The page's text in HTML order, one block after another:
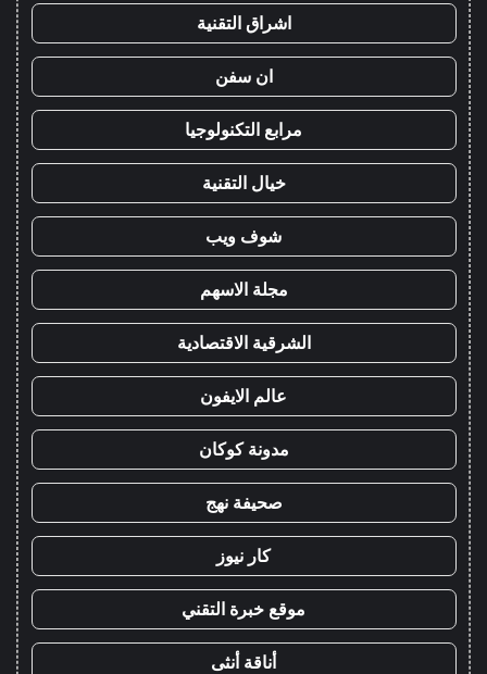
اشراق التقنية
ان سفن
مرابع التكنولوجيا
خيال التقنية
شوف ويب
مجلة الاسهم
الشرقية الاقتصادية
عالم الايفون
مدونة كوكان
صحيفة نهج
كار نيوز
موقع خبرة التقني
أناقة أنثى